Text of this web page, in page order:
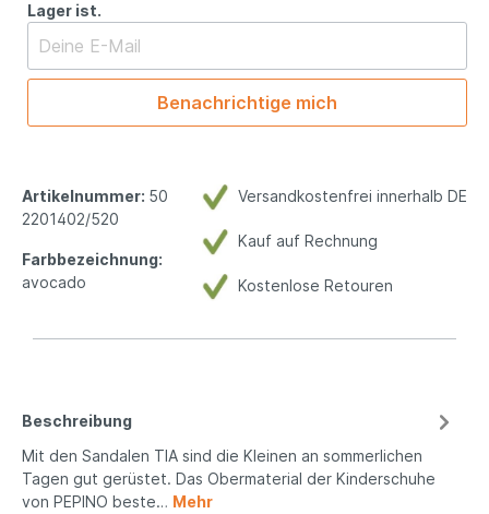
Lager ist.
Benachrichtige mich
Versandkostenfrei innerhalb DE
Kauf auf Rechnung
Kostenlose Retouren
Artikelnummer: 50
2201402/520
Farbbezeichnung:
avocado
Beschreibung
Mit den Sandalen TIA sind die Kleinen an sommerlichen
Tagen gut gerüstet. Das Obermaterial der Kinderschuhe
von PEPINO beste… Mehr